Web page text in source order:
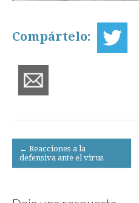
Compártelo:
Post
navigation
← Reacciones a la
defensiva ante el virus